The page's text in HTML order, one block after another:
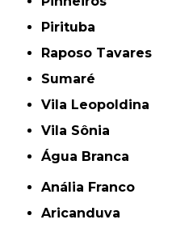
Pirituba
Raposo Tavares
Sumaré
Vila Leopoldina
Vila Sônia
Água Branca
Anália Franco
Aricanduva